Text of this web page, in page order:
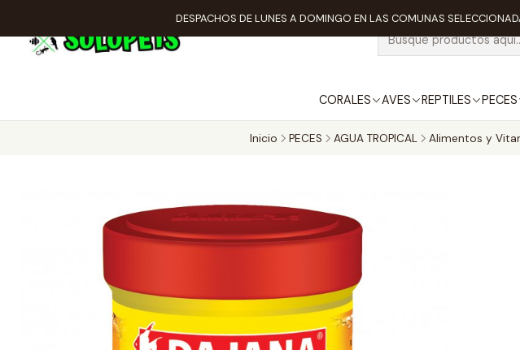
CORALES AVES REPTILES PECES
DESPACHOS DE LUNES A DOMINGO EN LAS COMUNAS
Inicio PECES AGUA TROPICAL Alimentos y